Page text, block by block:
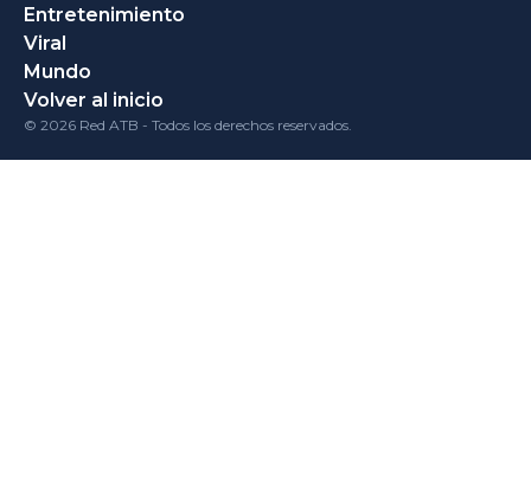
Entretenimiento
Viral
Mundo
Volver al inicio
© 2026 Red ATB - Todos los derechos reservados.